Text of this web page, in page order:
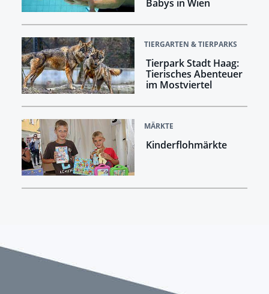
Babys in Wien
TIERGARTEN & TIERPARKS
Tierpark Stadt Haag:
Tierisches Abenteuer
im Mostviertel
MÄRKTE
Kinderflohmärkte